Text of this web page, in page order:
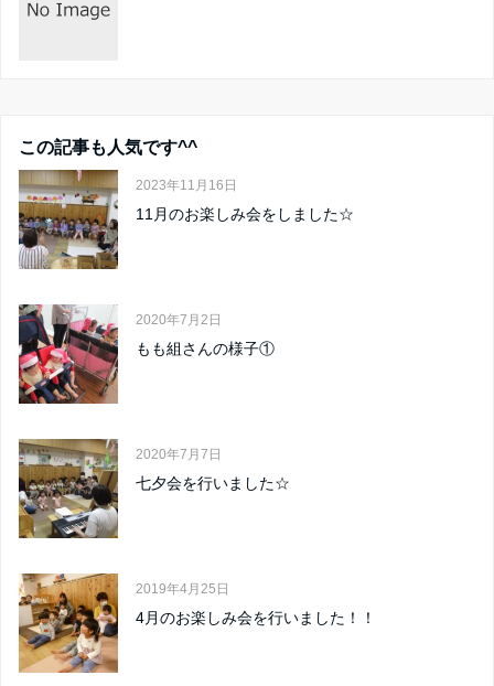
この記事も人気です^^
2023年11月16日
11月のお楽しみ会をしました☆
2020年7月2日
もも組さんの様子①
2020年7月7日
七夕会を行いました☆
2019年4月25日
4月のお楽しみ会を行いました！！